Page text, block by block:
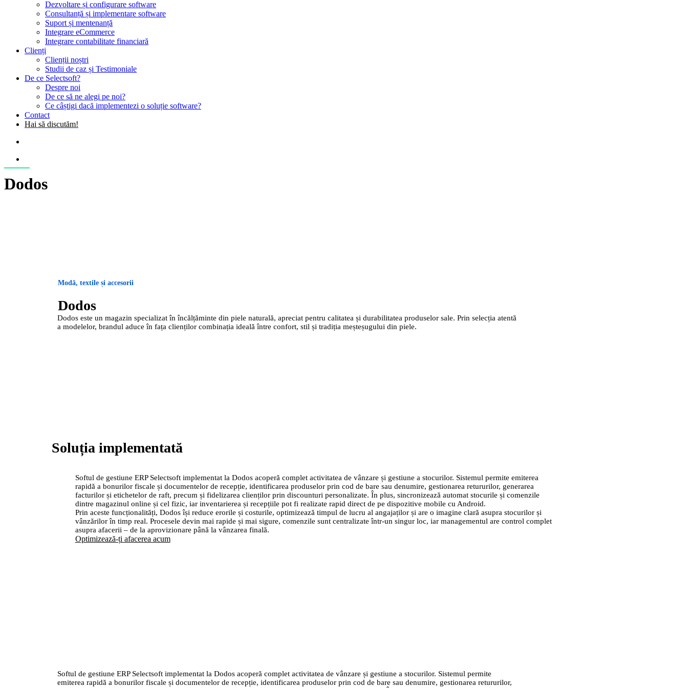
Dezvoltare și configurare software
Consultanță și implementare software
Suport și mentenanță
Integrare eCommerce
Integrare contabilitate financiară
Clienți
Clienții noștri
Studii de caz și Testimoniale
De ce Selectsoft?
Despre noi
De ce să ne alegi pe noi?
Ce câștigi dacă implementezi o soluție software?
Contact
Hai să discutăm!
Dodos
Modă, textile și accesorii
Dodos
Dodos este un magazin specializat în încălțăminte din piele naturală, apreciat pentru calitatea și durabilitatea produselor sale. Prin selecția atentă
a modelelor, brandul aduce în fața clienților combinația ideală între confort, stil și tradiția meșteșugului din piele.
Soluția implementată
Softul de gestiune ERP Selectsoft implementat la Dodos acoperă complet activitatea de vânzare și gestiune a stocurilor. Sistemul permite emiterea
rapidă a bonurilor fiscale și documentelor de recepție, identificarea produselor prin cod de bare sau denumire, gestionarea retururilor, generarea
facturilor și etichetelor de raft, precum și fidelizarea clienților prin discounturi personalizate. În plus, sincronizează automat stocurile și comenzile
dintre magazinul online și cel fizic, iar inventarierea și recepțiile pot fi realizate rapid direct de pe dispozitive mobile cu Android.
Prin aceste funcționalități, Dodos își reduce erorile și costurile, optimizează timpul de lucru al angajaților și are o imagine clară asupra stocurilor și
vânzărilor în timp real. Procesele devin mai rapide și mai sigure, comenzile sunt centralizate într-un singur loc, iar managementul are control complet
asupra afacerii – de la aprovizionare până la vânzarea finală.
Optimizează-ți afacerea acum
Softul de gestiune ERP Selectsoft implementat la Dodos acoperă complet activitatea de vânzare și gestiune a stocurilor. Sistemul permite
emiterea rapidă a bonurilor fiscale și documentelor de recepție, identificarea produselor prin cod de bare sau denumire, gestionarea retururilor,